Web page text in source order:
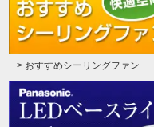
> おすすめシーリングファン